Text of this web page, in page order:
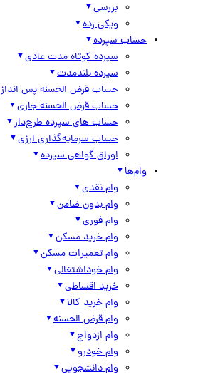
بررسی
ویکی رده
حساب سپرده
سپرده کوتاه مدت عادی
سپرده بلندمدت
حساب قرض الحسنه پس انداز
حساب قرض الحسنه جاری
حساب های سپرده طرح‌دار
حساب سرمایه‌گذاری ارزی
اوراق گواهی سپرده
وام‌ها
وام نقدی
وام بدون ضامن
وام فوری
وام خرید مسکن
وام تعمیرات مسکن
وام خوداشتغالی
خرید اقساطی
وام خرید کالا
وام قرض الحسنه
وام ازدواج
وام خودرو
وام دانشجویی